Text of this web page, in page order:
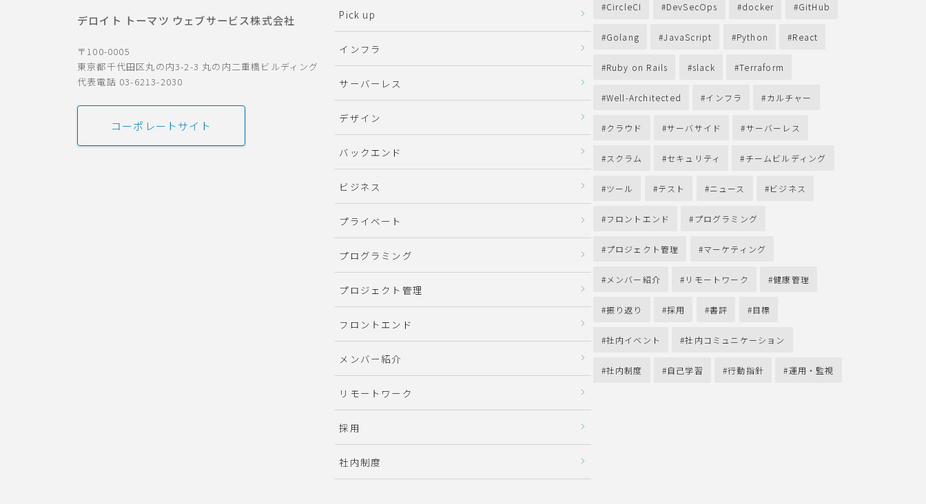
デロイト トーマツ ウェブサービス株式会社
〒100-0005
東京都千代田区丸の内3-2-3 丸の内二重橋ビルディング
代表電話 03-6213-2030
コーポレートサイト
Pick up
インフラ
サーバーレス
デザイン
バックエンド
ビジネス
プライベート
プログラミング
プロジェクト管理
フロントエンド
メンバー紹介
リモートワーク
採用
社内制度
CircleCI DevSecOps docker GitHub
Golang JavaScript Python React
Ruby on Rails slack Terraform
Well-Architected インフラ カルチャー
クラウド サーバサイド サーバーレス
スクラム セキュリティ チームビルディング
ツール テスト ニュース ビジネス
フロントエンド プログラミング
プロジェクト管理 マーケティング
メンバー紹介 リモートワーク 健康管理
振り返り 採用 書評 目標
社内イベント 社内コミュニケーション
社内制度 自己学習 行動指針 運用・監視